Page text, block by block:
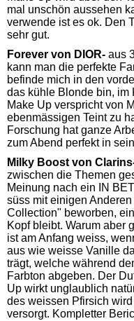
mal unschön aussehen
verwende ist es ok. Den
sehr gut.
Forever von DIOR- aus
kann man die perfekte
befinde mich in den
das kühle Blonde bin, im
Make Up verspricht von
ebenmässigen Teint zu
Forschung hat ganze
zum Abend perfekt in
Milky Boost von
zwischen die Themen
Meinung nach ein IN
süss mit einigen
Collection" beworben,
Kopf bleibt. Warum aber
ist am Anfang weiss,
aus wie weisse Vanille
trägt, welche während
Farbton abgeben. Der
Up wirkt unglaublich
des weissen Pfirsich
versorgt. Kompletter